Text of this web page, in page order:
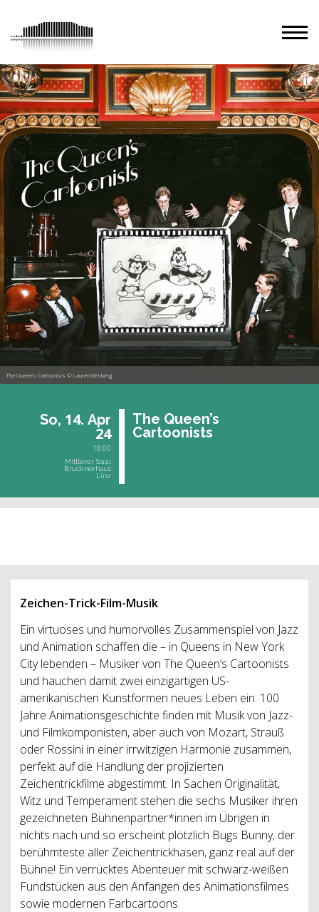
The Queen's Cartoonists © Lauren Desberg
So, 14. Apr
24
18:00
Mittlerer Saal
Brucknerhaus
Linz
The Queen’s
Car­too­nists
Zeichen-Trick-Film-Musik
Ein virtuoses und humorvolles Zusammenspiel von Jazz
und Animation schaffen die – in Queens in New York
City lebenden – Musiker von The Queen’s Cartoonists
und hauchen damit zwei einzigartigen US-
amerikanischen Kunstformen neues Leben ein. 100
Jahre Animationsgeschichte finden mit Musik von Jazz-
und Filmkomponisten, aber auch von Mozart, Strauß
oder Rossini in einer irrwitzigen Harmonie zusammen,
perfekt auf die Handlung der projizierten
Zeichentrickfilme abgestimmt. In Sachen Originalität,
Witz und Temperament stehen die sechs Musiker ihren
gezeichneten Bühnenpartner*innen im Übrigen in
nichts nach und so erscheint plötzlich Bugs Bunny, der
berühmteste aller Zeichentrickhasen, ganz real auf der
Bühne! Ein verrücktes Abenteuer mit schwarz-weißen
Fundstücken aus den Anfängen des Animationsfilmes
sowie modernen Farbcartoons.